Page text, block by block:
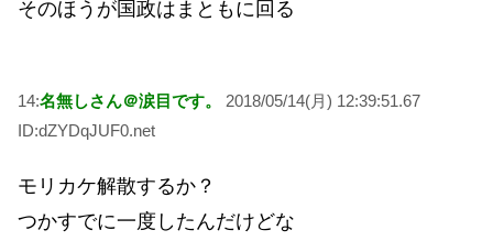
そのほうが国政はまともに回る
14:名無しさん＠涙目です。
2018/05/14(月) 12:39:51.67
ID:dZYDqJUF0.net
モリカケ解散するか？
つかすでに一度したんだけどな